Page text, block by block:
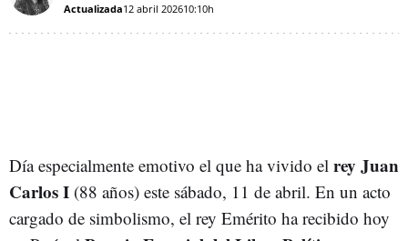
Actualizada12 abril 202610:10h
Día especialmente emotivo el que ha vivido el rey Juan
Carlos I (88 años) este sábado, 11 de abril. En un acto
cargado de simbolismo, el rey Emérito ha recibido hoy